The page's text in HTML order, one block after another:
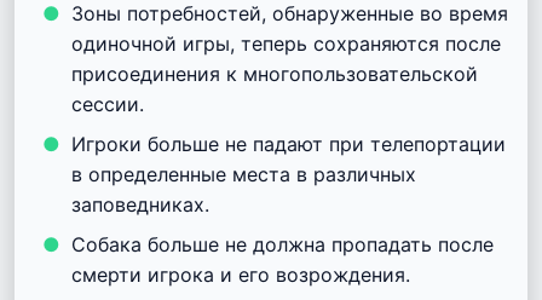
Зоны потребностей, обнаруженные во время
одиночной игры, теперь сохраняются после
присоединения к многопользовательской
сессии.
Игроки больше не падают при телепортации
в определенные места в различных
заповедниках.
Собака больше не должна пропадать после
смерти игрока и его возрождения.